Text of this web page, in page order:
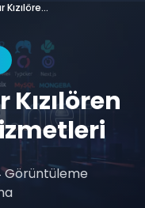
Afyonkarahisar Kızılören Yapay Zeka Hizmetleri
Görüntüleme